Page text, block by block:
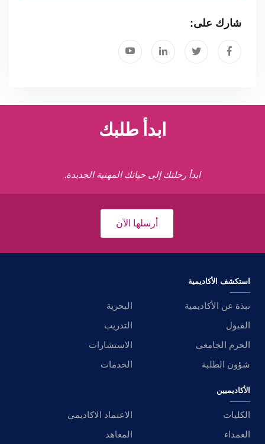
شارك على:
ابدأ طلبك
ابدأ رحلتك إلى حياتك المهنية الجديدة.
أرسلها الآن
استكشف الأكاديمية
نبذة عن الأكاديمية
البحرية
القبول
التدريب
الحرم الجامعي
الاستشارات
شؤون الطلبة
الخدمات
الأكاديميين
الكليات
الاعتماد الاكاديمي
العمداء
المعاهد